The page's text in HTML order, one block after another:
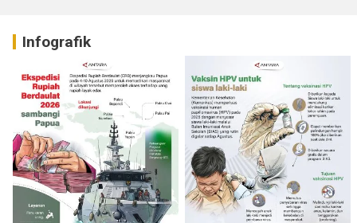
Infografik